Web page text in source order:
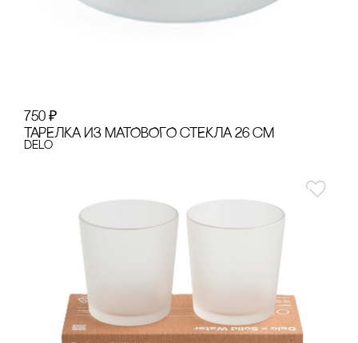
750 ₽
ТАРЕЛКА ИЗ МАТОВОГО сТЕКЛА 26 сМ
Delo